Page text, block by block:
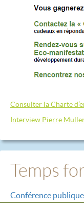
Consulter la Charte
Interview Pierre Muller
Temps
Conférence publique